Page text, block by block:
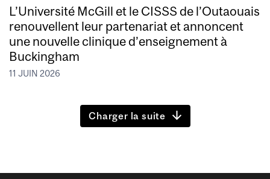
L’Université McGill et le CISSS de l’Outaouais
renouvellent leur partenariat et annoncent
une nouvelle clinique d’enseignement à
Buckingham
11 JUIN 2026
Charger la suite